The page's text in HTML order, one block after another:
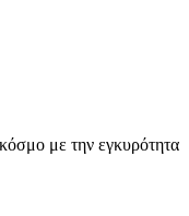
με την εγκυρότητα